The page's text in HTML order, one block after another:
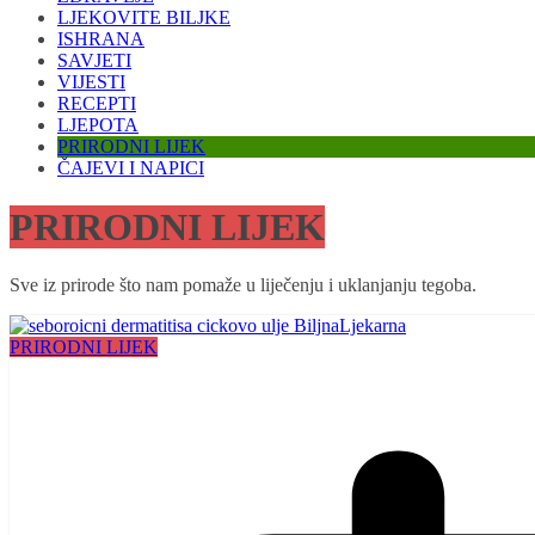
LJEKOVITE BILJKE
ISHRANA
SAVJETI
VIJESTI
RECEPTI
LJEPOTA
PRIRODNI LIJEK
ČAJEVI I NAPICI
PRIRODNI LIJEK
Sve iz prirode što nam pomaže u liječenju i uklanjanju tegoba.
PRIRODNI LIJEK